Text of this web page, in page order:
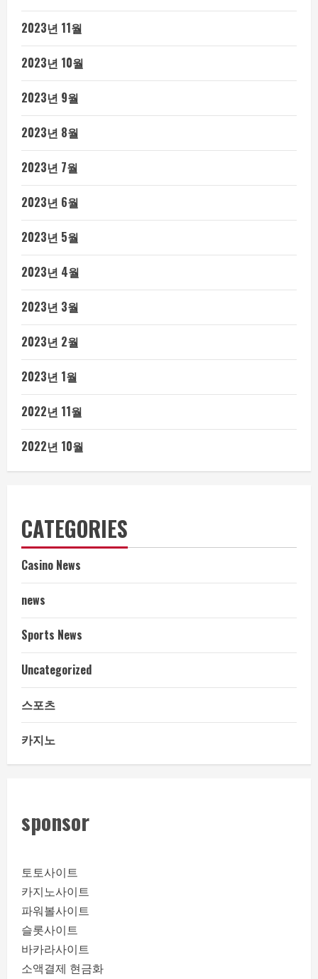
2023년 11월
2023년 10월
2023년 9월
2023년 8월
2023년 7월
2023년 6월
2023년 5월
2023년 4월
2023년 3월
2023년 2월
2023년 1월
2022년 11월
2022년 10월
CATEGORIES
Casino News
news
Sports News
Uncategorized
스포츠
카지노
sponsor
토토사이트
카지노사이트
파워볼사이트
슬롯사이트
바카라사이트
소액결제 현금화